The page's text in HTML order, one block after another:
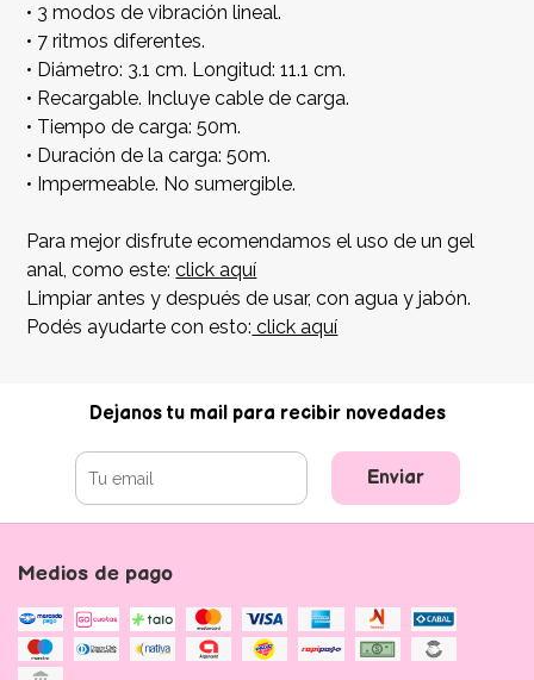
• 3 modos de vibración lineal.
• 7 ritmos diferentes.
• Diámetro: 3.1 cm. Longitud: 11.1 cm.
• Recargable. Incluye cable de carga.
• Tiempo de carga: 50m.
• Duración de la carga: 50m.
• Impermeable. No sumergible.
Para mejor disfrute ecomendamos el uso de un gel
anal, como este:click aquí
Limpiar antes y después de usar, con agua y jabón.
Podés ayudarte con esto: click aquí
Dejanos tu mail para recibir novedades
Enviar
Medios de pago